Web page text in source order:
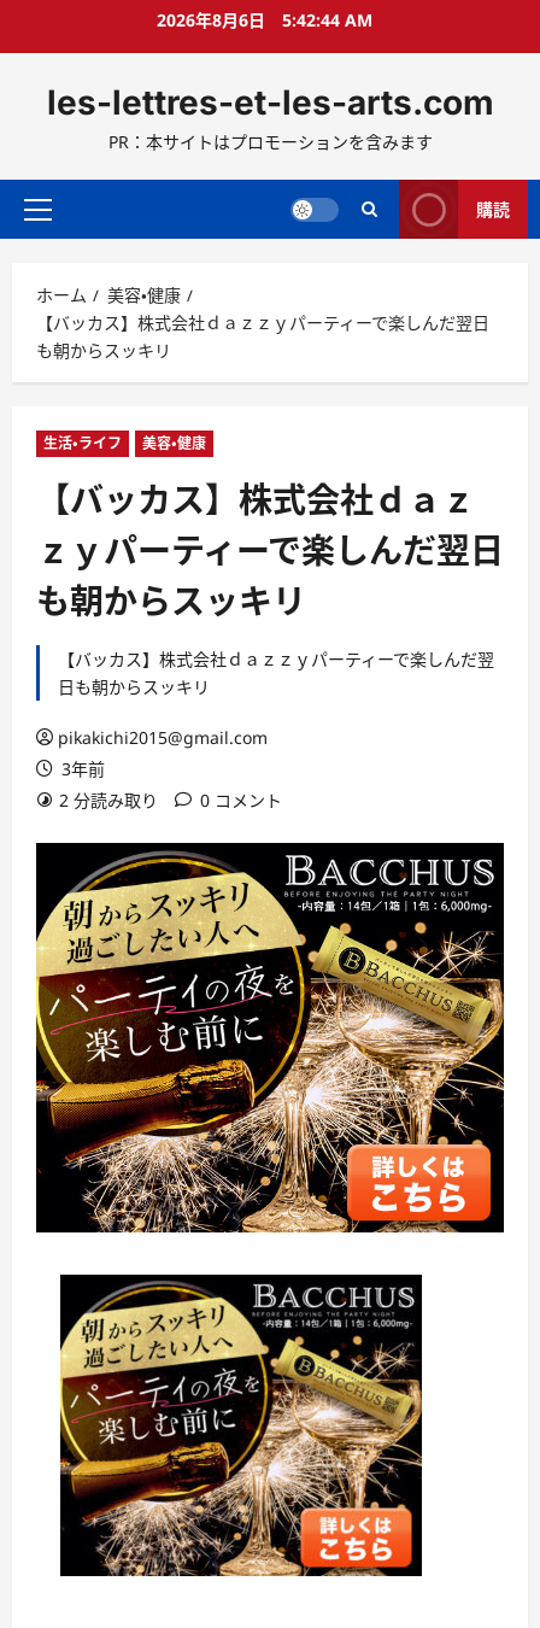
ス
ッ
2026年8月6日 5:42:45 AM
les-lettres-et-les-arts.com
PR：本サイトはプロモーションを含みます
メ
メ
ニ
ュ
ー
購読
ホーム
美容・健康
【バッカス】株式会社ｄａｚｚｙパーティーで楽しんだ翌日
も朝からスッキリ
生活・ライフ 美容・健康
【バッカス】株式会社ｄａｚ
ｚｙパーティーで楽しんだ翌日
も朝からスッキリ
【バッカス】株式会社ｄａｚｚｙパーティーで楽しんだ翌
日も朝からスッキリ
pikakichi2015@gmail.com
3年前
2 分読み取り
0 コメント